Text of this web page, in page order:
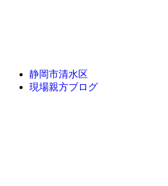
静岡市清水区
現場親方ブログ